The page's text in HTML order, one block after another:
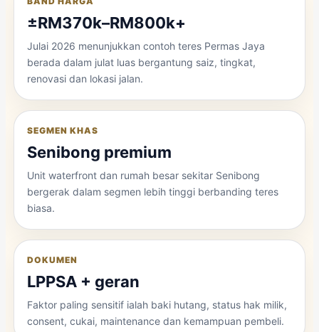
±RM370k–RM800k+
Julai 2026 menunjukkan contoh teres Permas Jaya
berada dalam julat luas bergantung saiz, tingkat,
renovasi dan lokasi jalan.
SEGMEN KHAS
Senibong premium
Unit waterfront dan rumah besar sekitar Senibong
bergerak dalam segmen lebih tinggi berbanding teres
biasa.
DOKUMEN
LPPSA + geran
Faktor paling sensitif ialah baki hutang, status hak milik,
consent, cukai, maintenance dan kemampuan pembeli.